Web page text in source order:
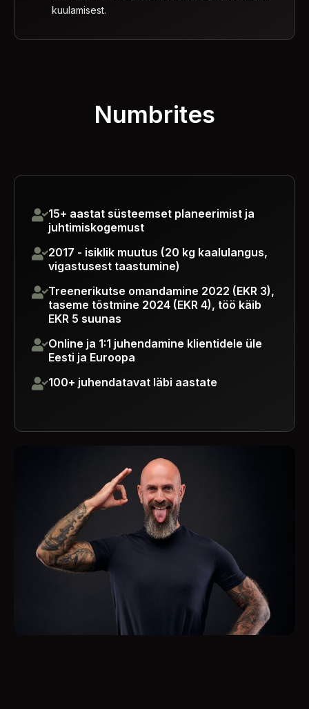
kuulamisest.
Numbrites
15+ aastat süsteemset planeerimist ja
juhtimiskogemust
2017 - isiklik muutus (20 kg kaalulangus,
vigastusest taastumine)
Treenerikutse omandamine 2022 (EKR 3),
taseme tõstmine 2024 (EKR 4), töö käib
EKR 5 suunas
Online ja 1:1 juhendamine klientidele üle
Eesti ja Euroopa
100+ juhendatavat läbi aastate